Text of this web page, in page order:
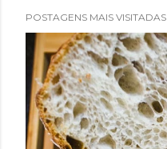
POSTAGENS MAIS VISITADAS